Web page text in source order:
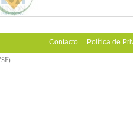
Contacto Política de